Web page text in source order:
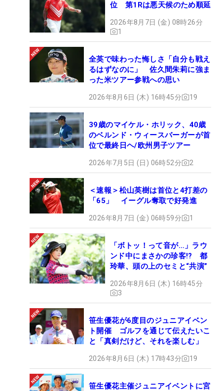
位 第1Rは悪天候のため順延
2026年8月7日 (金) 08時26分
1
全英で味わった悔しさ「自分も戦え
るはずなのに」 佐久間朱莉に強ま
った米ツアー参戦への思い
2026年8月6日 (木) 16時45分 19
39歳のマイケル・ホリック、40歳
のベルンド・ウィースバーガーが首
位で最終日ヘ/欧州男子ツアー
2026年7月5日 (日) 06時52分 2
＜速報＞松山英樹は首位と4打差の
「65」 イーグル奪取で好発進
2026年8月7日 (金) 06時59分 1
「ボトッ！って音が…」ラウ
ンド中にまさかの珍客!? 都
玲華、頭の上のセミと“共演”
2026年8月6日 (木) 16時45分
3
笹生優花が6度目のジュニアイベン
ト開催 ゴルフを通じて伝えたいこ
と「真剣だけど、それを楽しむ」
2026年8月6日 (木) 17時43分 19
笹生優花主催ジュニアイベントに宮